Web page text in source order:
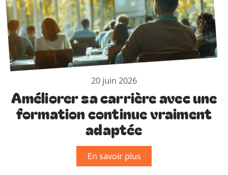
20 juin 2026
Améliorer sa carrière avec une
formation continue vraiment
adaptée
En savoir plus